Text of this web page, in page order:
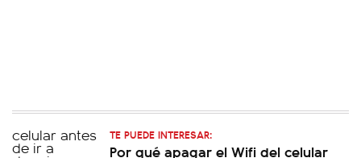
TE PUEDE INTERESAR:
Por qué apagar el Wifi del celular